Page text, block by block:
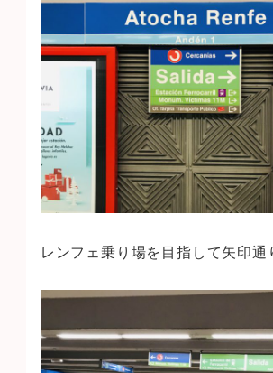
レンフェ乗り場を目指して矢印通